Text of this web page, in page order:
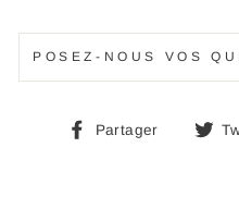
POSEZ-NOUS VOS
Partager